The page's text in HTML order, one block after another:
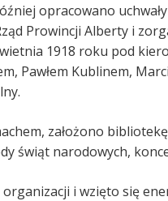
opracowano
Prowincji Alberty i
1918 roku pod
Pawłem Kublinem,
założono
świąt narodowych,
i wzięto się